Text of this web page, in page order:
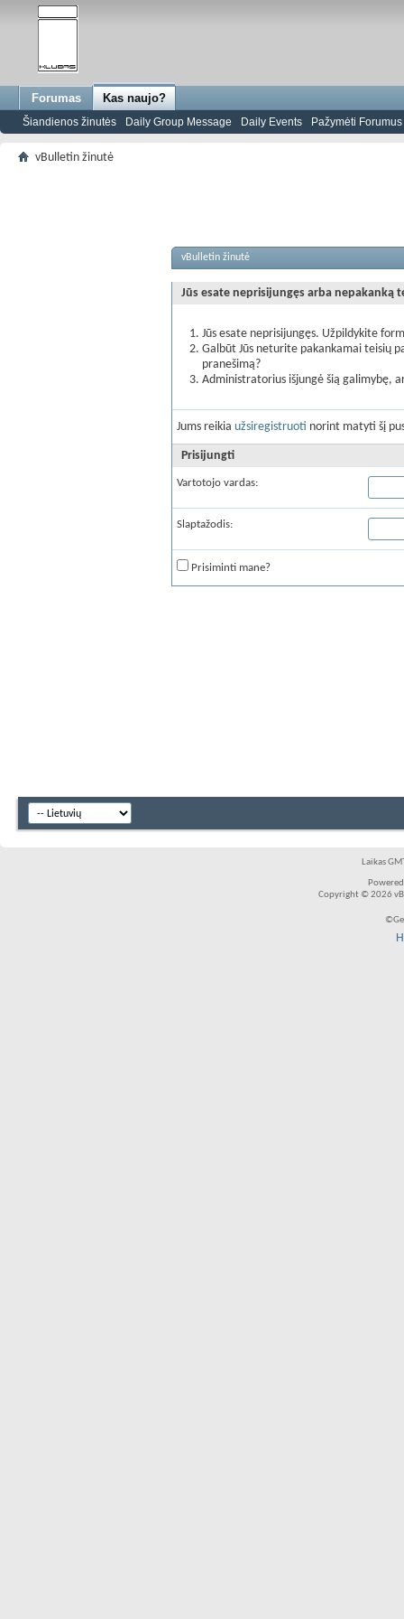
Forumas Kas naujo?
Šiandienos žinutės Daily Group Message Daily Events Pažymėti
vBulletin žinutė
vBulletin žinutė
Jūs esate neprisijungęs arba nepakanką
Jūs esate neprisijungęs. Užpildykite
Galbūt Jūs neturite pakankamai teisių
pranešimą?
Administratorius išjungė šią galimybę,
Jums reikia užsiregistruoti norint matyti šį
Prisijungti
Vartotojo vardas:
Slaptažodis:
Prisiminti mane?
Laikas
Copyright © 2026